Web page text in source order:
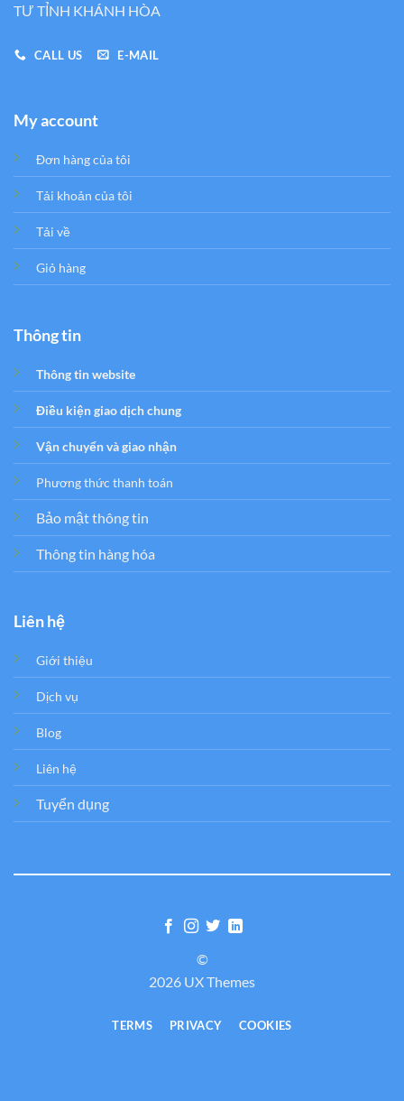
TƯ TỈNH KHÁNH HÒA
CALL US E-MAIL
My account
Đơn hàng của tôi
Tải khoản của tôi
Tải về
Giỏ hàng
Thông tin
Thông tin website
Điều kiện giao dịch chung
Vận chuyển và giao nhận
Phương thức thanh toán
Bảo mật thông tin
Thông tin hàng hóa
Liên hệ
Giới thiệu
Dịch vụ
Blog
Liên hệ
Tuyển dụng
©
2026 UX Themes
TERMS PRIVACY COOKIES